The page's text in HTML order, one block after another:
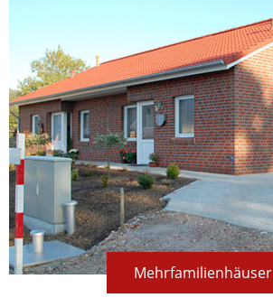
Mehrfamilienhäuser